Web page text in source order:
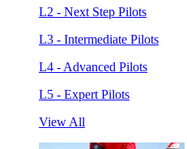
L2 - Next Step Pilots
L3 - Intermediate Pilots
L4 - Advanced Pilots
L5 - Expert Pilots
View All